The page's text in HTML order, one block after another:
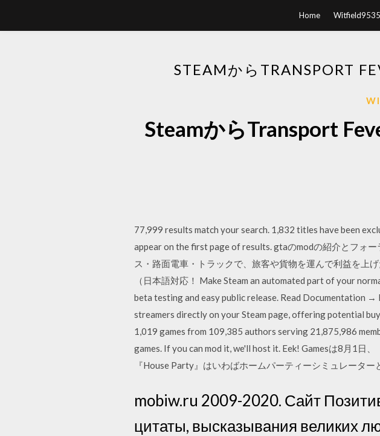
Home Witfield9535
STEAMからTRANSPORT
SteamからTransport
77,999 results match your search. 1,832 titles have been
appear on the first page of results. gtaのmodの紹介とフォ
ス・路面電車・トラックで、旅客や貨物を運んで利益を上
（日本語対応！ Make Steam an automated part of your
beta testing and easy public release. Read Documentation
streamers directly on your Steam page, offering potential
1,019 games from 109,385 authors serving 21,875,986
games. If you can mod it, we'll host it. Eek! Gamesは8月1日
『House Party』はいわばホームパーティーシミュレータ
mobiw.ru 2009-2020. Сайт
цитаты, высказывания великих